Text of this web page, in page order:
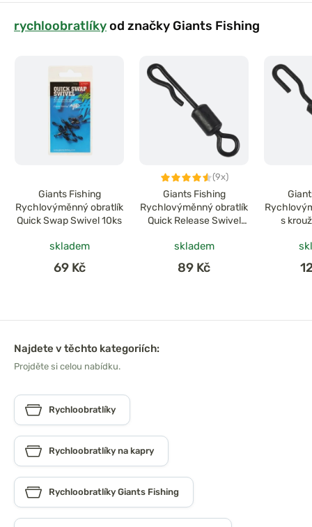
rychloobratlíkyod značky Giants Fishing
Giants Fishing
Rychlovýměnný obratlík
Quick Swap Swivel 10ks
skladem
69 Kč
(9x)
Giants Fishing
Rychlovýměnný obratlík
Quick Release Swivel
skladem
89 Kč
s
Najdete v těchto kategoriích:
Projděte si celou nabídku.
Rychloobratlíky
Rychloobratlíky na kapry
Rychloobratlíky Giants Fishing